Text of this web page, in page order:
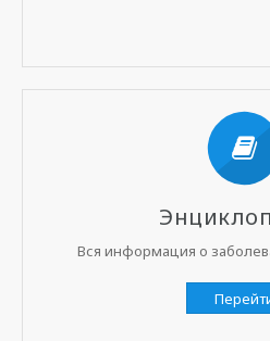
Вся информация о